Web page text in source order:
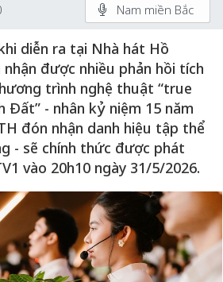
Nam miền Bắc
diễn ra tại Nhà hát Hồ
được nhiều phản hồi tích
trình nghệ thuật “true
Đất” - nhân kỷ niệm 15 năm
đón nhận danh hiệu tập thể
- sẽ chính thức được phát
vào 20h10 ngày 31/5/2026.